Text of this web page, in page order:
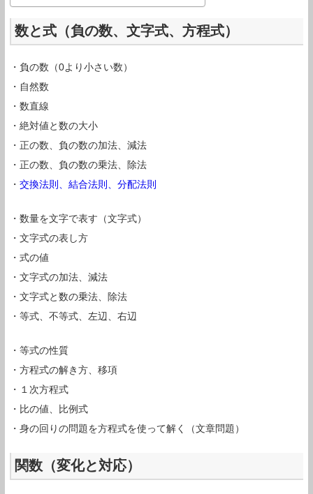
数と式（負の数、文字式、方程式）
・負の数（0より小さい数）
・自然数
・数直線
・絶対値と数の大小
・正の数、負の数の加法、減法
・正の数、負の数の乗法、除法
・ 交換法則、結合法則、分配法則
・数量を文字で表す（文字式）
・文字式の表し方
・式の値
・文字式の加法、減法
・文字式と数の乗法、除法
・等式、不等式、左辺、右辺
・等式の性質
・方程式の解き方、移項
・１次方程式
・比の値、比例式
・身の回りの問題を方程式を使って解く（文章問題）
関数（変化と対応）